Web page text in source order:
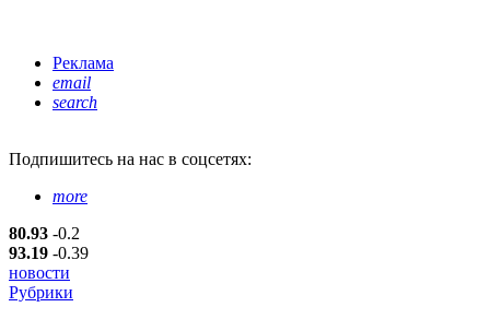
Реклама
email
search
Подпишитесь на нас в соцсетях:
more
80.93 -0.2
93.19 -0.39
новости
Рубрики